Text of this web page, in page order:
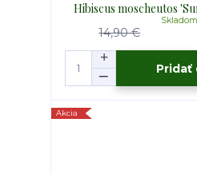
Hibiscus moscheutos
14,90 €
Skladom
Pridať
Akcia